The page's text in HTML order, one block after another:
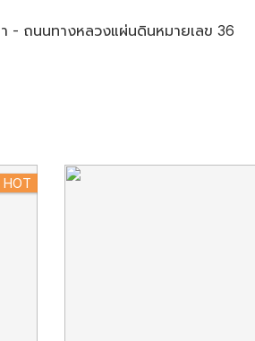
- ถนนทางหลวงแผ่นดินหมายเลข 36
HOT